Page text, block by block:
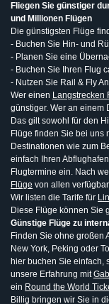
Fliegen Sie günstiger
und Millionen Flügen
Die günstigsten Flüge
- Buchen Sie Hin- und
- Planen Sie eine
- Buchen Sie Ihren Flug
- Nutzen Sie Rail & Fly
Wer einen Langstrecken
günstiger. Wer an einem
Das gilt sowohl für den
Flüge finden Sie bei uns
Destinationen wie zum
einfach Ihren
Flugtermine ein. Nach
Flüge von allen
Wir listen die Tarife für
Diese Flüge können Sie
Günstige Flüge zu
Finden Sie ohne großen
New York, Peking oder
hier buchen Sie einfach,
unsere Erfahrung mit
ein Round the World
Billig bringen wir Sie in